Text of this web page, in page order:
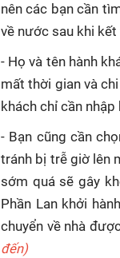
nên các bạn cần
về nước sau khi kết
- Họ và tên hành
mất thời gian và
khách chỉ cần
- Bạn cũng cần
tránh bị trễ giờ lên
sớm quá sẽ gây
Phần Lan khởi
chuyển về nhà
đến)